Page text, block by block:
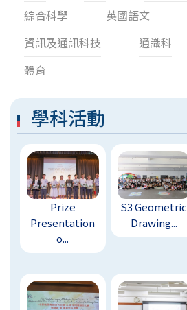
綜合科學
英國語文
資訊及通訊科技
通識科
體育
學科活動
Prize
Presentation
o...
S3 Geometric
Drawing...